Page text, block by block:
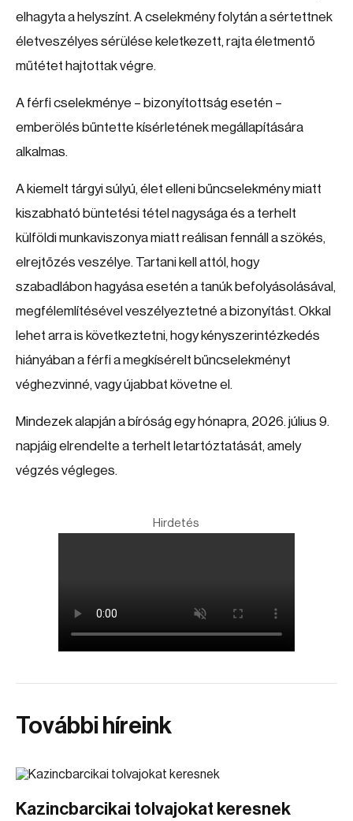
elhagyta a helyszínt. A cselekmény folytán a sértettnek
életveszélyes sérülése keletkezett, rajta életmentő
műtétet hajtottak végre.
A férfi cselekménye – bizonyítottság esetén –
emberölés bűntette kísérletének megállapítására
alkalmas.
A kiemelt tárgyi súlyú, élet elleni bűncselekmény miatt
kiszabható büntetési tétel nagysága és a terhelt
külföldi munkaviszonya miatt reálisan fennáll a szökés,
elrejtőzés veszélye. Tartani kell attól, hogy
szabadlábon hagyása esetén a tanúk befolyásolásával,
megfélemlítésével veszélyeztetné a bizonyítást. Okkal
lehet arra is következtetni, hogy kényszerintézkedés
hiányában a férfi a megkísérelt bűncselekményt
véghezvinné, vagy újabbat követne el.
Mindezek alapján a bíróság egy hónapra, 2026. július 9.
napjáig elrendelte a terhelt letartóztatását, amely
végzés végleges.
Hirdetés
További híreink
Kazincbarcikai tolvajokat keresnek